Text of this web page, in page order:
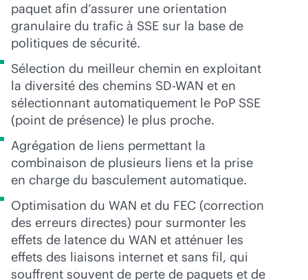
paquet afin d’assurer une orientation
granulaire du trafic à SSE sur la base de
politiques de sécurité.
Sélection du meilleur chemin en exploitant
la diversité des chemins SD-WAN et en
sélectionnant automatiquement le PoP SSE
(point de présence) le plus proche.
Agrégation de liens permettant la
combinaison de plusieurs liens et la prise
en charge du basculement automatique.
Optimisation du WAN et du FEC (correction
des erreurs directes) pour surmonter les
effets de latence du WAN et atténuer les
effets des liaisons internet et sans fil, qui
souffrent souvent de perte de paquets et de